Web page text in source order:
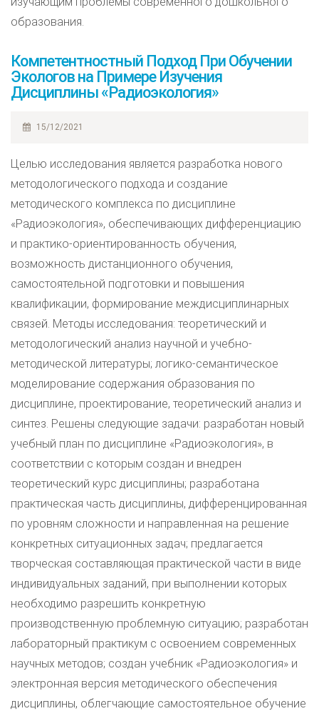
образования.
Компетентностный Подход При Обучении
Экологов на Примере Изучения
Дисциплины «Радиоэкология»
15/12/2021
Целью исследования является разработка нового
методологического подхода и создание
методического комплекса по дисциплине
«Радиоэкология», обеспечивающих дифференциацию
и практико-ориентированность обучения,
возможность дистанционного обучения,
самостоятельной подготовки и повышения
квалификации, формирование междисциплинарных
связей. Методы исследования: теоретический и
методологический анализ научной и учебно-
методической литературы; логико-семантическое
моделирование содержания образования по
дисциплине, проектирование, теоретический анализ и
синтез. Решены следующие задачи: разработан новый
учебный план по дисциплине «Радиоэкология», в
соответствии с которым создан и внедрен
теоретический курс дисциплины; разработана
практическая часть дисциплины, дифференцированная
по уровням сложности и направленная на решение
конкретных ситуационных задач; предлагается
творческая составляющая практической части в виде
индивидуальных заданий, при выполнении которых
необходимо разрешить конкретную
производственную проблемную ситуацию; разработан
лабораторный практикум с освоением современных
научных методов; создан учебник «Радиоэкология» и
электронная версия методического обеспечения
дисциплины, облегчающие самостоятельное обучение